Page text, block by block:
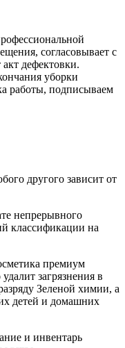
согласовывает с
дефектовки.
уборки
работы, подписываем
другого зависит от
непрерывного
классификации на
премиум
загрязнения в
Зеленой химии, а
детей и домашних
и инвентарь